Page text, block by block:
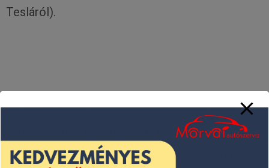
Tesláról).
De akkor melyik lehet a legkedveltebb autó, ami
impozáns, megbízható, ár-érték arányban
megfelelő, kényelmes, nem pimaszul drága a